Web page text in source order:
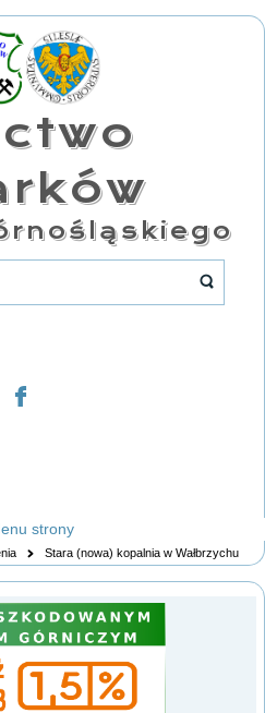
strony
Stara (nowa) kopalnia w Wałbrzychu